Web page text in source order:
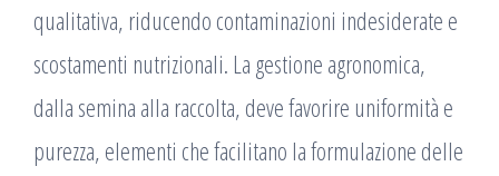
qualitativa, riducendo contaminazioni indesiderate e
scostamenti nutrizionali. La gestione agronomica,
dalla semina alla raccolta, deve favorire uniformità e
purezza, elementi che facilitano la formulazione delle